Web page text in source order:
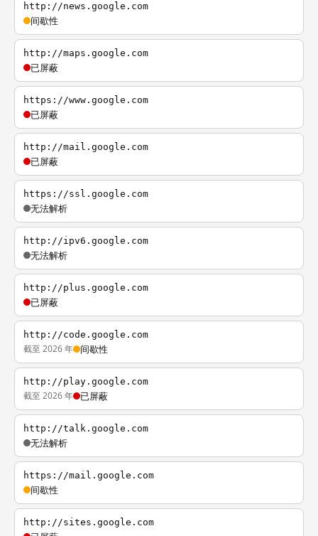
http://news.google.com
间歇性
http://maps.google.com
已屏蔽
https://www.google.com
已屏蔽
http://mail.google.com
已屏蔽
https://ssl.google.com
无法解析
http://ipv6.google.com
无法解析
http://plus.google.com
已屏蔽
http://code.google.com
截至 2026 年 间歇性
http://play.google.com
截至 2026 年 已屏蔽
http://talk.google.com
无法解析
https://mail.google.com
间歇性
http://sites.google.com